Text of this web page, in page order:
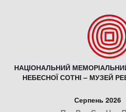
НАЦІОНАЛЬНИЙ
НЕБЕСНОЇ СОТНІ – МУЗЕЙ
Серпень 2026